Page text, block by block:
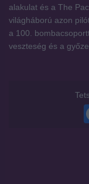
alakulat és a The
világháború azon
a 100.
veszteség és a